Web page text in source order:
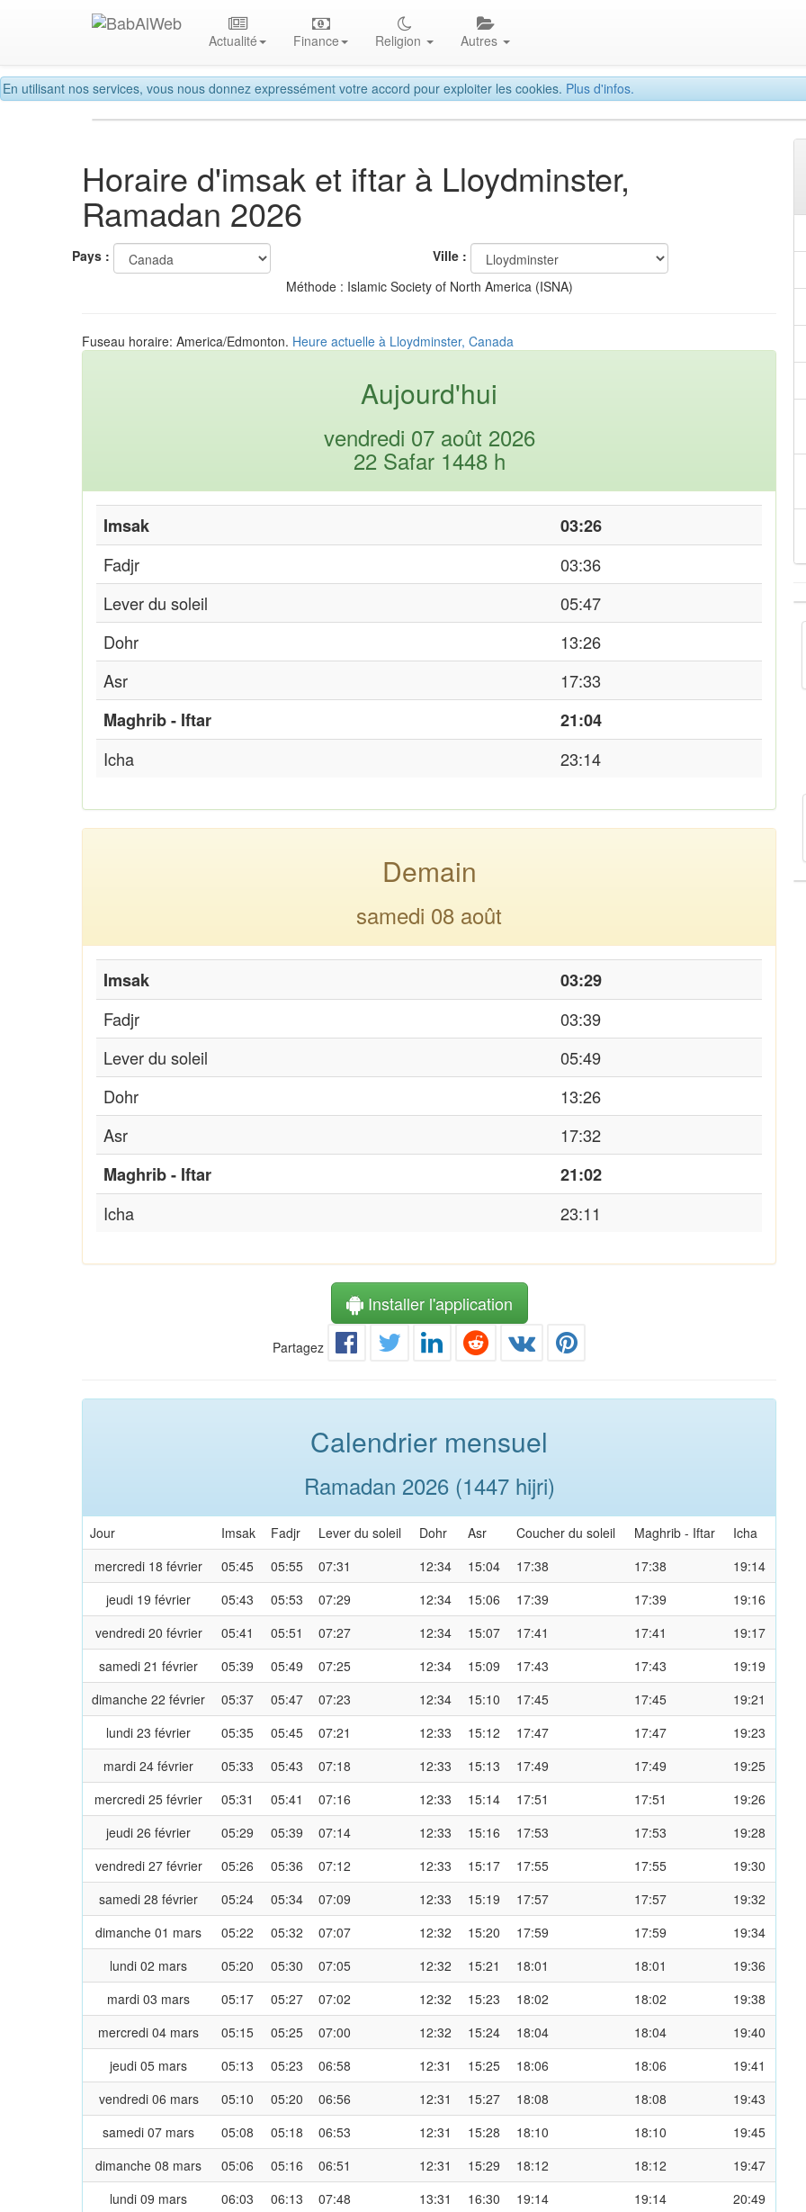
En utilisant nos services, vous nous donnez expressément votre accord pour exploiter les cookies. Plus d'infos.
Actualité Finance Religion Autres
Horaire d'imsak et iftar à Lloydminster,
Ramadan 2026
Pays :
Ville :
Méthode : Islamic Society of North America (ISNA)
Fuseau horaire: America/Edmonton. Heure actuelle à Lloydminster, Canada
Aujourd'hui
vendredi 07 août 2026
22 Safar 1448 h
Imsak
03:26
Fadjr
03:36
Lever du soleil
05:47
Dohr
13:26
Asr
17:33
Maghrib - Iftar
21:04
Icha
23:14
Demain
samedi 08 août
Imsak
03:29
Fadjr
03:39
Lever du soleil
05:49
Dohr
13:26
Asr
17:32
Maghrib - Iftar
21:02
Icha
23:11
Installer l'application
Partagez
Calendrier mensuel
Ramadan 2026 (1447 hijri)
Jour Imsak Fadjr Lever du soleil Dohr Asr Coucher du soleil Maghrib - Iftar
Icha
mercredi 18 février
05:45 05:55 07:31 12:34 15:04 17:38 17:38
19:14
jeudi 19 février
05:43 05:53 07:29 12:34 15:06 17:39 17:39
19:16
vendredi 20 février
05:41 05:51 07:27 12:34 15:07 17:41 17:41
19:17
samedi 21 février
05:39 05:49 07:25 12:34 15:09 17:43 17:43
19:19
dimanche 22 février
05:37 05:47 07:23 12:34 15:10 17:45 17:45
19:21
lundi 23 février
05:35 05:45 07:21 12:33 15:12 17:47 17:47
19:23
mardi 24 février
05:33 05:43 07:18 12:33 15:13 17:49 17:49
19:25
mercredi 25 février
05:31 05:41 07:16 12:33 15:14 17:51 17:51
19:26
jeudi 26 février
05:29 05:39 07:14 12:33 15:16 17:53 17:53
19:28
vendredi 27 février
05:26 05:36 07:12 12:33 15:17 17:55 17:55
19:30
samedi 28 février
05:24 05:34 07:09 12:33 15:19 17:57 17:57
19:32
dimanche 01 mars
05:22 05:32 07:07 12:32 15:20 17:59 17:59
19:34
lundi 02 mars
05:20 05:30 07:05 12:32 15:21 18:01 18:01
19:36
mardi 03 mars
05:17 05:27 07:02 12:32 15:23 18:02 18:02
19:38
mercredi 04 mars
05:15 05:25 07:00 12:32 15:24 18:04 18:04
19:40
jeudi 05 mars
05:13 05:23 06:58 12:31 15:25 18:06 18:06
19:41
vendredi 06 mars
05:10 05:20 06:56 12:31 15:27 18:08 18:08
19:43
samedi 07 mars
05:08 05:18 06:53 12:31 15:28 18:10 18:10
19:45
dimanche 08 mars
05:06 05:16 06:51 12:31 15:29 18:12 18:12
19:47
lundi 09 mars
06:03 06:13 07:48 13:31 16:30 19:14 19:14
20:49